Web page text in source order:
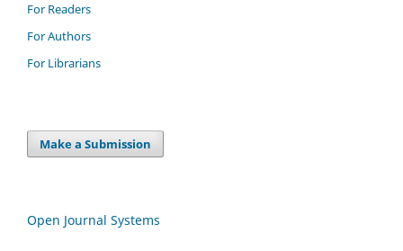
For Readers
For Authors
For Librarians
Make a Submission
Open Journal Systems